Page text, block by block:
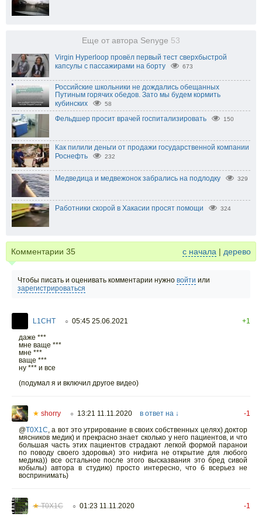
Еще от автора Senyge 53
Virgin Hyperloop провёл первый тест сверхбыстрой
капсулы с пассажирами на борту
673
Российские школьники не дождались обещанных
Путиным горячих обедов. Зато мы будем кормить
кубинских
58
Фельдшер просит врачей госпитализировать 150
Как пилили деньги от продажи государственной компании
Роснефть
232
Медведица и медвежонок забрались на подлодку 329
Работники скорой в Хакасии просят помощи 324
Комментарии 35 с начала | дерево
Чтобы писать и оценивать комментарии нужно войти или
зарегистрироваться
L1CHT ○ 05:45 25.06.2021
+1
даже ***
мне ваще ***
мне ***
ваще ***
ну *** и все
(подумал я и включил другое видео)
★ shorry ○ 13:21 11.11.2020 в ответ на ↓
-1
@T0X1C а вот это утрирование в своих собственных целях) доктор
мясников медик) и прекрасно знает сколько у него пациентов, и что
большая часть этих пациентов страдают легкой формой паранои
по поводу своего здоровья) это нифига не открытие для любого
медика)) все остальное после этого высказвания это бред сивой
кобылы) автора в студию) просто интересно, что б всерьез не
воспринимать)
★T0X1C ○ 01:23 11.11.2020
-1